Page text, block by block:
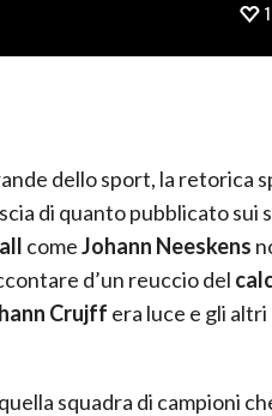
1
dello sport, la retorica
di quanto pubblicato sui
comeJohann Neeskens
d’un reuccio del
Crujff era luce e gli
squadra di campioni